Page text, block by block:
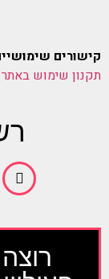
קישורים
תקנון שימוש באתר